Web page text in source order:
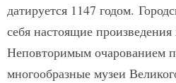
датируется 1147 годом.
себя настоящие
Неповторимым очарованием
многообразные музеи